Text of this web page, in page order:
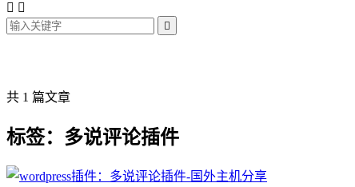
 

共 1 篇文章
标签：多说评论插件